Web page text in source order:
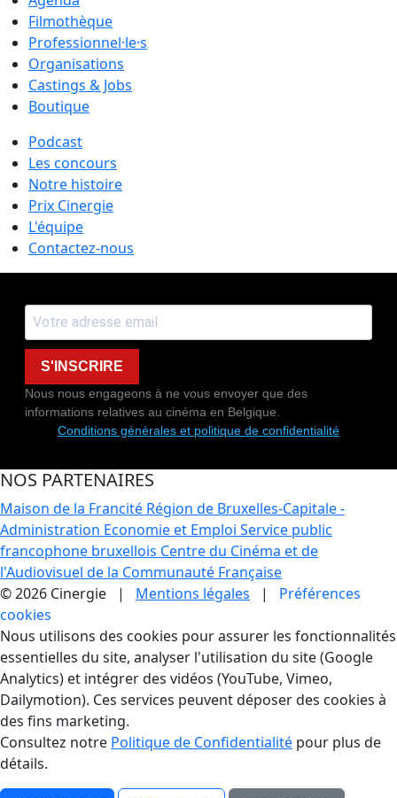
Filmothèque
Professionnel·le·s
Organisations
Castings & Jobs
Boutique
Podcast
Les concours
Notre histoire
Prix Cinergie
L'équipe
Contactez-nous
S'INSCRIRE
Nous nous engageons à ne vous envoyer que des
informations relatives au cinéma en Belgique.
Conditions générales et politique de confidentialité
NOS PARTENAIRES
Maison de la Francité Région de Bruxelles-Capitale -
Administration Economie et Emploi Service public
francophone bruxellois Centre du Cinéma et de
l'Audiovisuel de la Communauté Française
© 2026 Cinergie | Mentions légales | Préférences
cookies
Gestion des Cookies
Nous utilisons des cookies pour assurer les fonctionnalités
essentielles du site, analyser l'utilisation du site (Google
Analytics) et intégrer des vidéos (YouTube, Vimeo,
Dailymotion). Ces services peuvent déposer des cookies à
des fins marketing.
Consultez notre Politique de Confidentialité pour plus de
détails.